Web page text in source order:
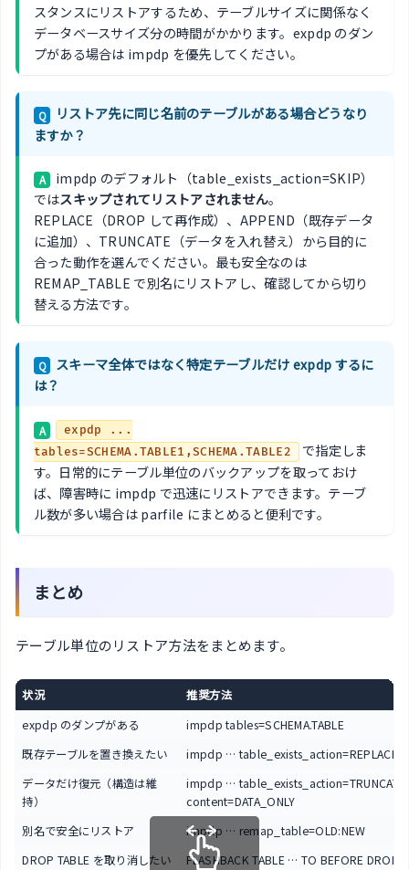
スタンスにリストアするため、テーブルサイズに関係なく
データベースサイズ分の時間がかかります。expdp のダン
プがある場合は impdp を優先してください。
Q
リストア先に同じ名前のテーブルがある場合どうなり
ますか？
A
impdp のデフォルト（table_exists_action=SKIP）
ではスキップされてリストアされません。
REPLACE（DROP して再作成）、APPEND（既存データ
に追加）、TRUNCATE（データを入れ替え）から目的に
合った動作を選んでください。最も安全なのは
REMAP_TABLE で別名にリストアし、確認してから切り
替える方法です。
Q
スキーマ全体ではなく特定テーブルだけ expdp するに
は？
A
expdp ...
tables=SCHEMA.TABLE1,SCHEMA.TABLE2
で指定しま
す。日常的にテーブル単位のバックアップを取っておけ
ば、障害時に impdp で迅速にリストアできます。テーブ
ル数が多い場合は parfile にまとめると便利です。
まとめ
テーブル単位のリストア方法をまとめます。
状況
推奨方法
expdp のダンプがある
impdp tables=SCHEMA.TABLE
既存テーブルを置き換えたい
impdp … table_exists_action=REPLACE
データだけ復元（構造は維
持）
impdp … table_exists_action=TRUNCATE
content=DATA_ONLY
別名で安全にリストア
impdp … remap_table=OLD:NEW
DROP TABLE を取り消したい
FLASHBACK TABLE … TO BEFORE DROP